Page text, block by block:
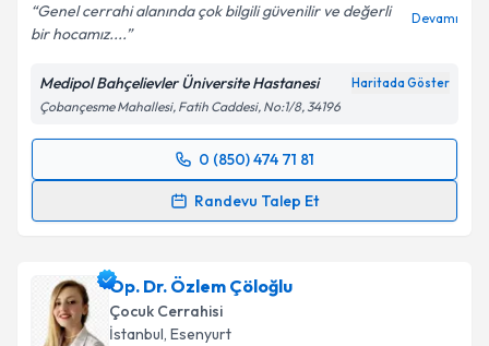
Genel cerrahi alanında çok bilgili güvenilir ve değerli
bir hocamız....
Devamı
Medipol Bahçelievler Üniversite Hastanesi Haritada Göster
Çobançesme Mahallesi, Fatih Caddesi, No:1/8, 34196
0 (850) 474 71 81
Randevu Talep Et
Randevu Takvimi Talebi
takvim hazırlandığında e-posta ile bilgilendireceğiz.
E-posta Adresiniz
Op. Dr. Özlem Çöloğlu
Çocuk Cerrahisi
İstanbul, Esenyurt